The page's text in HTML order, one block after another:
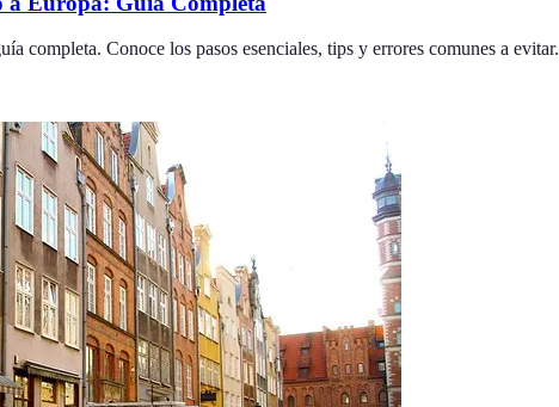
completa. Conoce los pasos esenciales, tips y errores comunes a evitar.